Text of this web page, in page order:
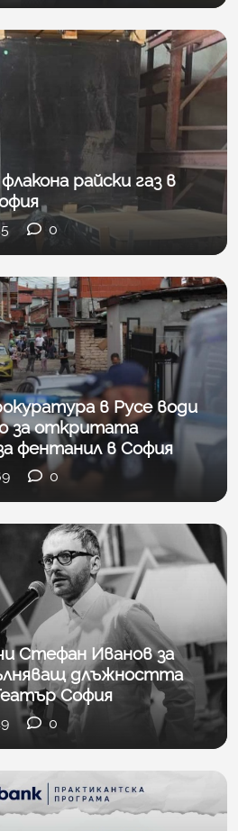
райски газ в
0
в Русе води
за откритата
фентанил в София
0
Стефан Иванов за
длъжността
София
0